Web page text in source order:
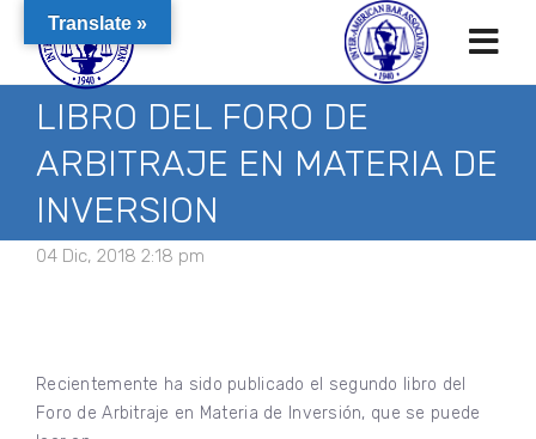
LIBRO DEL FORO DE
ARBITRAJE EN MATERIA DE
INVERSION
04 Dic, 2018 2:18 pm
Recientemente ha sido publicado el segundo libro del
Foro de Arbitraje en Materia de Inversión, que se puede
Translate »